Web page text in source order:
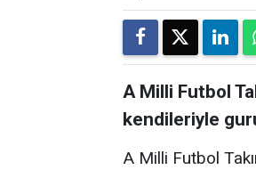
A Milli Futbol
kendileriyle
A Milli Futbol